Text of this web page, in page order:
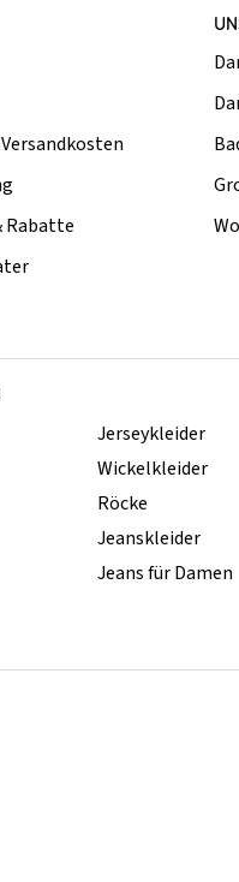
Rabatte
Jerseykleider
Wickelkleider
Röcke
Jeanskleider
Jeans für Damen